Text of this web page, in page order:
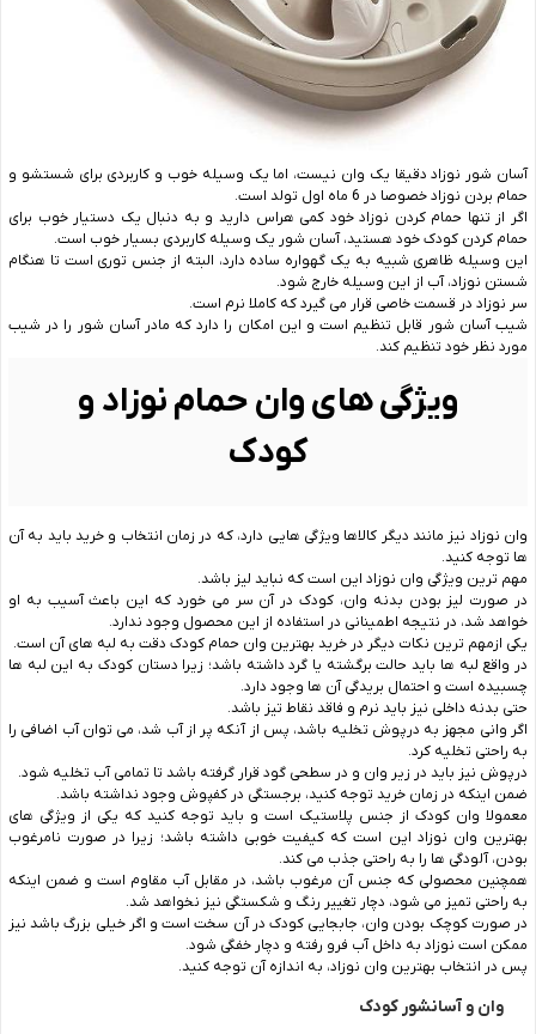
آسان‌ شور نوزاد دقیقا یک وان نیست، اما یک وسیله خوب و کاربردی برای شستشو و
حمام بردن نوزاد خصوصا در 6 ماه اول تولد است.
اگر از تنها حمام کردن نوزاد خود کمی هراس دارید و به دنبال یک دستیار خوب برای
حمام کردن کودک خود هستید، آسان ‌شور یک وسیله کاربردی بسیار خوب است.
این وسیله ظاهری شبیه به یک گهواره ساده دارد، البته از جنس توری است تا هنگام
شستن نوزاد، آب از این وسیله خارج شود.
سر نوزاد در قسمت خاصی قرار می ‌گیرد که کاملا نرم است.
شیب آسان ‌شور قابل تنظیم است و این امکان را دارد که مادر آسان‌ شور را در شیب
مورد نظر خود تنظیم کند.
ویژگی های وان حمام نوزاد و
کودک
وان نوزاد نیز مانند دیگر کالاها ویژگی ‌هایی دارد، که در زمان انتخاب و خرید باید به آن
ها توجه کنید.
مهم ترین ویژگی وان نوزاد این است که نباید لیز باشد.
در صورت لیز بودن بدنه وان، کودک در آن سر می ‌خورد که این باعث آسیب به او
خواهد شد، در نتیجه اطمینانی در استفاده از این محصول وجود ندارد.
یکی ازمهم ‌ترین نکات دیگر در خرید بهترین وان حمام کودک دقت به لبه ‌های آن است.
در واقع لبه‌ ها باید حالت برگشته یا گرد داشته باشد؛ زیرا دستان کودک به این لبه‌ ها
چسبیده است و احتمال بریدگی آن‌ ها وجود دارد.
حتی بدنه داخلی نیز باید نرم و فاقد نقاط تیز باشد.
اگر وانی مجهز به درپوش تخلیه باشد، پس از آنکه پر از آب شد، می ‌توان آب اضافی را
به راحتی تخلیه کرد.
درپوش نیز باید در زیر وان و در سطحی گود قرار گرفته باشد تا تمامی آب تخلیه شود.
ضمن اینکه در زمان خرید توجه کنید، برجستگی در کفپوش وجود نداشته باشد.
معمولا وان کودک از جنس پلاستیک است و باید توجه کنید که یکی از ویژگی ‌های
بهترین وان نوزاد این است که کیفیت خوبی داشته باشد؛ زیرا در صورت نامرغوب
بودن، آلودگی‌ ها را به راحتی جذب می‌ کند.
همچنین محصولی که جنس آن مرغوب باشد، در مقابل آب مقاوم است و ضمن اینکه
به راحتی تمیز می‌ شود، دچار تغییر رنگ و شکستگی نیز نخواهد شد.
در صورت کوچک بودن وان، جابجایی کودک در آن سخت است و اگر خیلی بزرگ باشد نیز
ممکن است نوزاد به داخل آب فرو رفته و دچار خفگی شود.
پس در انتخاب بهترین وان نوزاد، به اندازه آن توجه کنید.
وان و آسانشور کودک